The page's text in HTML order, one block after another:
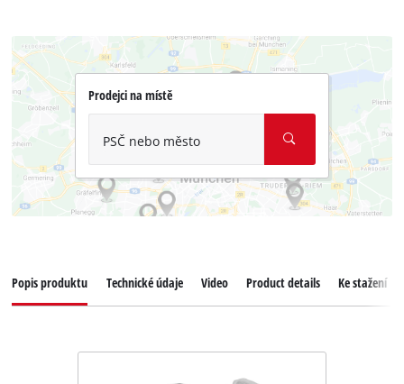
Prodejci na místě
PSČ nebo město
Popis produktu Technické údaje Video Product details Ke stažení